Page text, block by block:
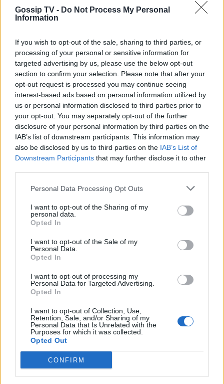
Gossip TV - Do Not Process My Personal
Information
If you wish to opt-out of the sale, sharing to third parties, or
processing of your personal or sensitive information for
targeted advertising by us, please use the below opt-out
section to confirm your selection. Please note that after your
opt-out request is processed you may continue seeing
interest-based ads based on personal information utilized by
us or personal information disclosed to third parties prior to
your opt-out. You may separately opt-out of the further
disclosure of your personal information by third parties on the
IAB’s list of downstream participants. This information may
also be disclosed by us to third parties on the IAB’s List of
Downstream Participants that may further disclose it to other
Personal Data Processing Opt Outs
I want to opt-out of the Sharing of my
personal data.
Opted In
I want to opt-out of the Sale of my
Personal Data.
Opted In
I want to opt-out of processing my
Personal Data for Targeted Advertising.
Opted In
I want to opt-out of Collection, Use,
Retention, Sale, and/or Sharing of my
Personal Data that Is Unrelated with the
Purposes for which it was collected.
Opted Out
CONFIRM
Κατερίνα Παναγοπούλου –
Ηλιοκαμένη και με σιλουέτα που
SHOWBIZ
Βασίλης Τσεκούρας – Γωγώ Μπαλή:
Γάμος για τους δυο δημοσιογράφους
του Mega - Πότε παντρεύονται
Παυλίνα Βουλγαράκη: Η μουσική
στιγμή με την κόρη της που
ξεχώρισε – Η Ερωφίλη «κλέβει» την
παράσταση
SHOWBIZ
«Ευλογία τα παιδιά» - Η σπάνια
φωτό του Γονίδη με την μικρή του
κόρη! Μαζί στο τιμόνι της βάρκας
SHOWBIZ
Ευγενία Σαμαρά: Μαγικές εικόνες από
Μεξικό
Η Χρηστίδου στην Κρήτη με stylish
cut-out μαγιό που αναδεικνύει την
Μοτζτάμπα Χαμενεΐ: Στη δημοσιότητα το πρώτο
βίντεο που δείχνει ζωντανό τον ανώτατο ηγέτη του
Ιράν
περιμέναμε